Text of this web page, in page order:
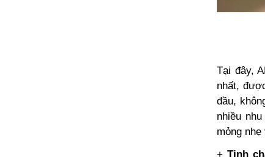
Tại đây,
nhất,
đầu,
nhiều
mỏng
+ Tinh